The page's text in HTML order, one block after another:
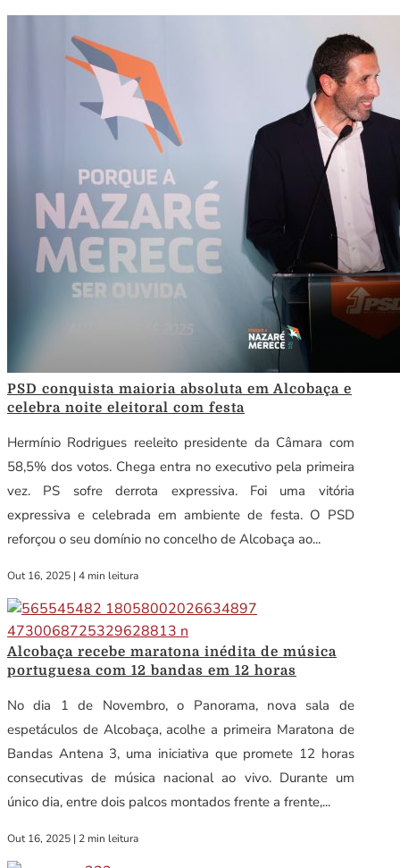
PSD conquista maioria absoluta em Alcobaça e
celebra noite eleitoral com festa
Hermínio Rodrigues reeleito presidente da Câmara com
58,5% dos votos. Chega entra no executivo pela primeira
vez. PS sofre derrota expressiva. Foi uma vitória
expressiva e celebrada em ambiente de festa. O PSD
reforçou o seu domínio no concelho de Alcobaça ao...
Out 16, 2025 | 4 min leitura
Alcobaça recebe maratona inédita de música
portuguesa com 12 bandas em 12 horas
No dia 1 de Novembro, o Panorama, nova sala de
espetáculos de Alcobaça, acolhe a primeira Maratona de
Bandas Antena 3, uma iniciativa que promete 12 horas
consecutivas de música nacional ao vivo. Durante um
único dia, entre dois palcos montados frente a frente,...
Out 16, 2025 | 2 min leitura